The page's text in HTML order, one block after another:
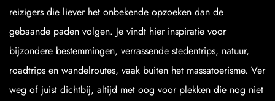
reizigers die liever het onbekende opzoeken dan de
gebaande paden volgen. Je vindt hier inspiratie voor
bijzondere bestemmingen, verrassende stedentrips, natuur,
roadtrips en wandelroutes, vaak buiten het massatoerisme. Ver
weg of juist dichtbij, altijd met oog voor plekken die nog niet